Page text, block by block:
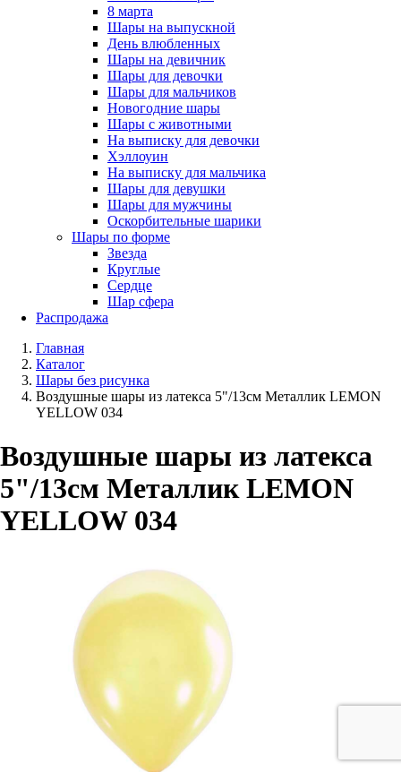
8 марта
Шары на выпускной
День влюбленных
Шары на девичник
Шары для девочки
Шары для мальчиков
Новогодние шары
Шары с животными
На выписку для девочки
Хэллоуин
На выписку для мальчика
Шары для девушки
Шары для мужчины
Оскорбительные шарики
Шары по форме
Звезда
Круглые
Сердце
Шар сфера
Распродажа
Главная
Каталог
Шары без рисунка
Воздушные шары из латекса 5"/13см Металлик LEMON
YELLOW 034
Воздушные шары из латекса
5"/13см Металлик LEMON
YELLOW 034